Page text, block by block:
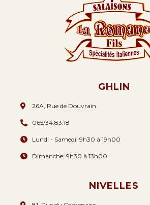
GHLIN
26A, Rue de Douvrain
065/34.83.18
Lundi - Samedi: 9h30 à 19h00
Dimanche: 9h30 à 13h00
NIVELLES